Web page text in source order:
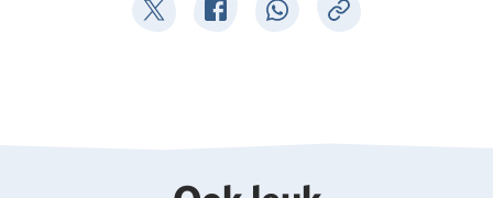
Deel op TwitterDeel op Facebook
Deel op WhatsApp
Kopieer link